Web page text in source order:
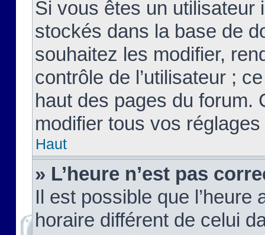
Si vous êtes un
stockés dans la base de
souhaitez les modifier,
contrôle de l’utilisateur ;
haut des pages du forum.
modifier tous vos
Haut
» L’heure n’est pas
Il est possible que
horaire différent de celui